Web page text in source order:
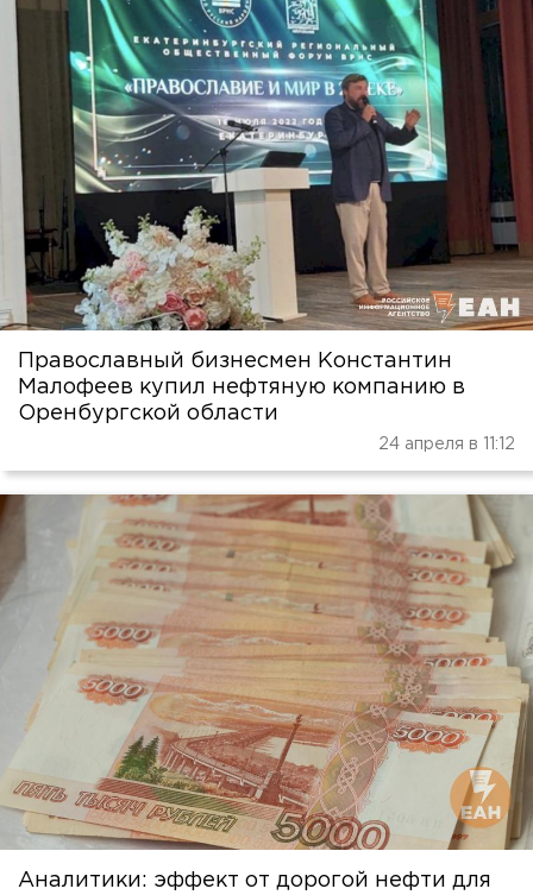
Православный бизнесмен Константин
Малофеев купил нефтяную компанию в
Оренбургской области
24 апреля в 11:12
Аналитики: эффект от дорогой нефти для